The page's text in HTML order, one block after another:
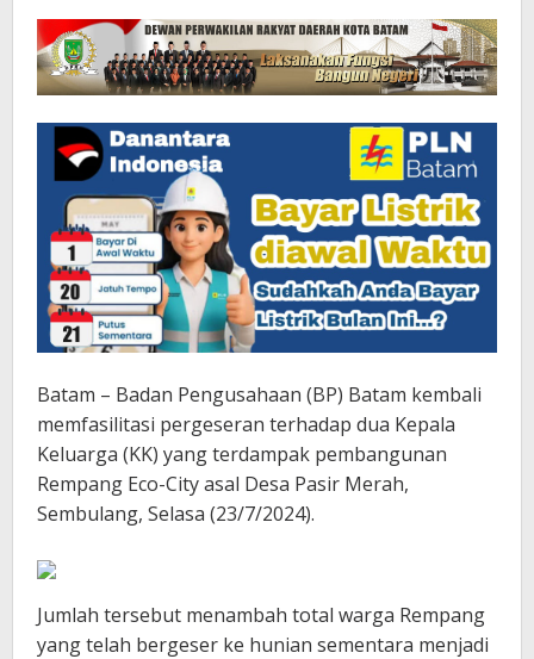
Batam – Badan Pengusahaan (BP) Batam kembali
memfasilitasi pergeseran terhadap dua Kepala
Keluarga (KK) yang terdampak pembangunan
Rempang Eco-City asal Desa Pasir Merah,
Sembulang, Selasa (23/7/2024).
Jumlah tersebut menambah total warga Rempang
yang telah bergeser ke hunian sementara menjadi